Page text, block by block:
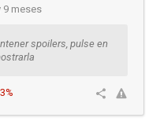
9 meses
spoilers, pulse en